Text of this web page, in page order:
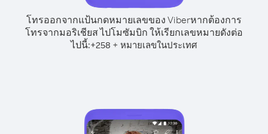
โทรออกจากแป้นกดหมายเลขของ Viberหากต้องการ
โทรจากมอริเชียส ไปโมซัมบิก ให้เรียกเลขหมายดังต่อ
ไปนี้:+258 + หมายเลขในประเทศ